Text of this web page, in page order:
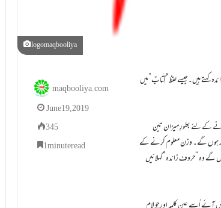
logomaqbooliya
کہتے ہیں۔جیسے لفظ”کِتَابٌ”میں
کے لئے بطورِ میزان تین
ہوں گے۔ وزن معلوم کرنے کے
گے وہ ”حروف زائدہ”کہلائیں
maqbooliya.com
June 19, 2019
345
1 minute read